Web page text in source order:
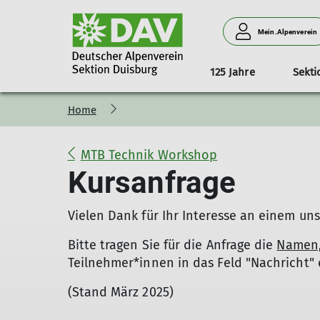
Mein.Alpenverein
125 Jahre
Aktuelles
Facebook
Vorträge
Ehrenamt
Neuigkeiten aus der Jugend Kinder- und
Duisburger Eifelhütte
Bergsteigen und Hochtouren
Alpine Wandergruppe
Naturschutzreferat
Informationen
Kursprogramm Tourenprogramm
Mitfahrgelegenheit
Sektionsheft "Der Bergfreund"
Home
MTB Technik Workshop
Kursanfrage
Vielen Dank für Ihr Interesse an einem
Bitte tragen Sie für die Anfrage die
Teilnehmer*innen in das Feld "Nachricht"
(Stand März 2025)